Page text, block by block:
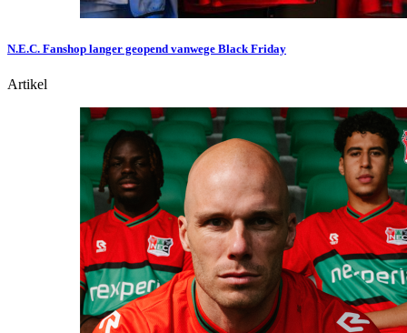
N.E.C. Fanshop langer geopend vanwege Black Friday
Artikel